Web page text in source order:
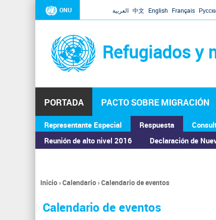
ONU العربية 中文 English Français
Refugiados y
PORTADA PACTO SOBRE MIGRACIÓN
Representante Especial
Respuesta
Reunión de alto nivel 2016
Declaración de
ASAMBLEA GENERAL
Se
encuentra
usted
Inicio›Calendario›Calendario de eventos
Calendario de eventos